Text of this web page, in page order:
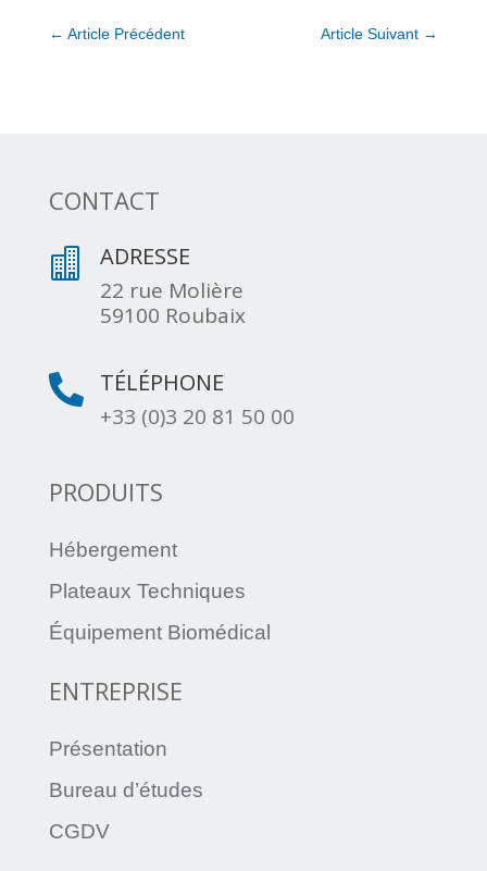
← Article Précédent Article Suivant →
CONTACT
 ADRESSE
22 rue Molière
59100 Roubaix
 TÉLÉPHONE
+33 (0)3 20 81 50 00
PRODUITS
Hébergement
Plateaux Techniques
Équipement Biomédical
ENTREPRISE
Présentation
Bureau d’études
CGDV